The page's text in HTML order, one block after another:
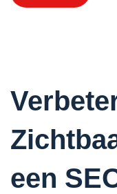
een